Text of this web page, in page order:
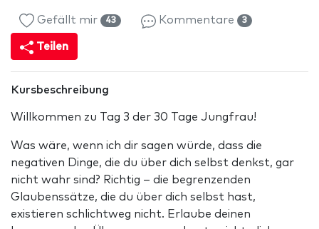
Gefällt mir 43 Kommentare 3
Teilen
Kursbeschreibung
Willkommen zu Tag 3 der 30 Tage Jungfrau!
Was wäre, wenn ich dir sagen würde, dass die
negativen Dinge, die du über dich selbst denkst, gar
nicht wahr sind? Richtig – die begrenzenden
Glaubenssätze, die du über dich selbst hast,
existieren schlichtweg nicht. Erlaube deinen